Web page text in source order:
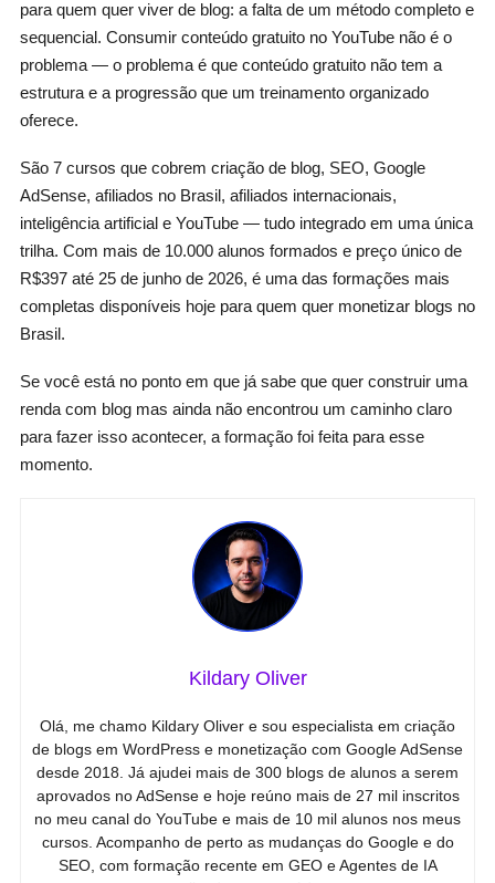
para quem quer viver de blog: a falta de um método completo e
sequencial. Consumir conteúdo gratuito no YouTube não é o
problema — o problema é que conteúdo gratuito não tem a
estrutura e a progressão que um treinamento organizado
oferece.
São 7 cursos que cobrem criação de blog, SEO, Google
AdSense, afiliados no Brasil, afiliados internacionais,
inteligência artificial e YouTube — tudo integrado em uma única
trilha. Com mais de 10.000 alunos formados e preço único de
R$397 até 25 de junho de 2026, é uma das formações mais
completas disponíveis hoje para quem quer monetizar blogs no
Brasil.
Se você está no ponto em que já sabe que quer construir uma
renda com blog mas ainda não encontrou um caminho claro
para fazer isso acontecer, a formação foi feita para esse
momento.
Kildary Oliver
Olá, me chamo Kildary Oliver e sou especialista em criação
de blogs em WordPress e monetização com Google AdSense
desde 2018. Já ajudei mais de 300 blogs de alunos a serem
aprovados no AdSense e hoje reúno mais de 27 mil inscritos
no meu canal do YouTube e mais de 10 mil alunos nos meus
cursos. Acompanho de perto as mudanças do Google e do
SEO, com formação recente em GEO e Agentes de IA